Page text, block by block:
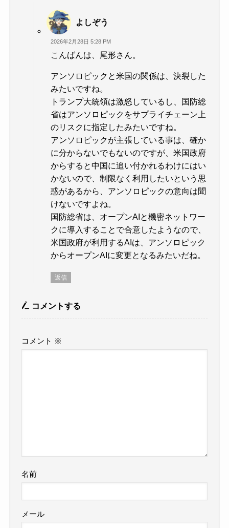
よしぞう
2026年2月28日 5:28 PM
こんばんは、尾形さん。
アンソロピックと米国の関係は、決裂した
みたいですね。
トランプ大統領は激怒しているし、国防総
省はアンソロピックをサプライチェーン上
のリスクに指定したみたいですね。
アンソロピックが主張している事は、確か
に分からないでもないのですが、米国政府
からすると中国に追い付かれるわけにはい
かないので、制限なく利用したいという思
惑があるから、アンソロピックの意向は聞
けないですよね。
国防総省は、オープンAIと機密ネットワー
クに導入することで合意したようなので、
米国政府が利用するAIは、アンソロピック
からオープンAIに変更となるみたいだね。
返信
コメントする
コメント ※
名前
メール